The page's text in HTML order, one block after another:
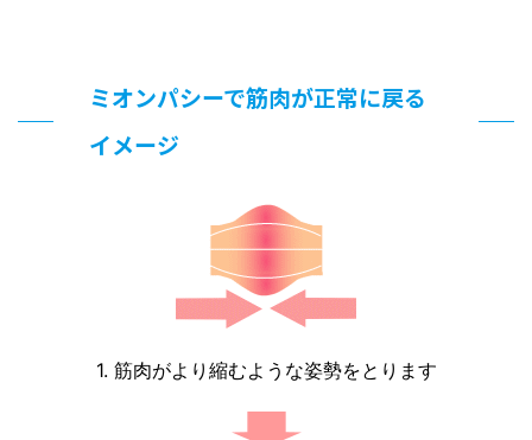
ミオンパシーで筋肉が正常に戻る
イメージ
1. 筋肉がより縮むような姿勢をとります